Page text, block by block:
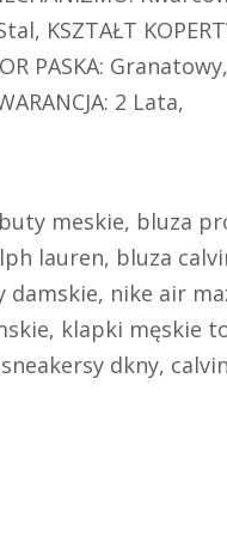
KSZTAŁT
PASKA:
2 Lata,
meskie, bluza
lauren, bluza
nike air
klapki męskie
dkny,